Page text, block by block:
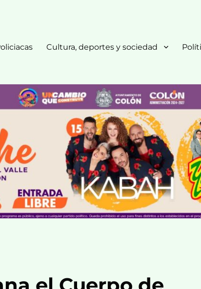
Cultura, deportes y sociedad